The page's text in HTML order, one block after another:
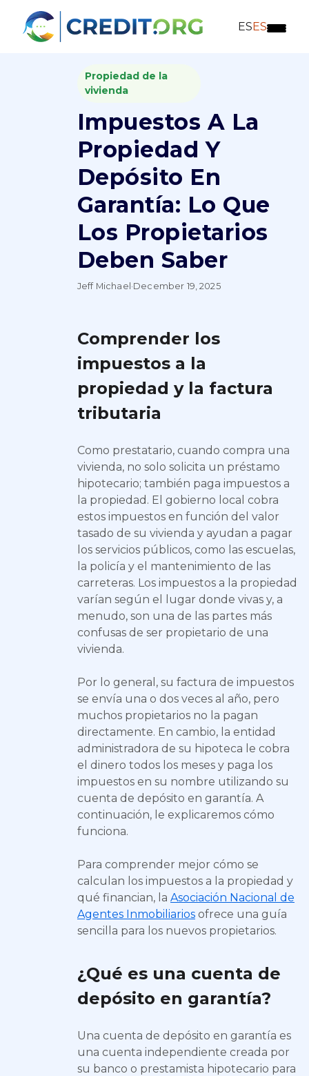
ESES
Propiedad de la
vivienda
Impuestos A La
Propiedad Y
Depósito En
Garantía: Lo Que
Los Propietarios
Deben Saber
Jeff Michael ·December 19, 2025
Comprender los
impuestos a la
propiedad y la factura
tributaria
Como prestatario, cuando compra una
vivienda, no solo solicita un préstamo
hipotecario; también paga impuestos a
la propiedad. El gobierno local cobra
estos impuestos en función del valor
tasado de su vivienda y ayudan a pagar
los servicios públicos, como las escuelas,
la policía y el mantenimiento de las
carreteras. Los impuestos a la propiedad
varían según el lugar donde vivas y, a
menudo, son una de las partes más
confusas de ser propietario de una
vivienda.
Por lo general, su factura de impuestos
se envía una o dos veces al año, pero
muchos propietarios no la pagan
directamente. En cambio, la entidad
administradora de su hipoteca le cobra
el dinero todos los meses y paga los
impuestos en su nombre utilizando su
cuenta de depósito en garantía. A
continuación, le explicaremos cómo
funciona.
Para comprender mejor cómo se
calculan los impuestos a la propiedad y
qué financian, la Asociación Nacional de
Agentes Inmobiliarios ofrece una guía
sencilla para los nuevos propietarios.
¿Qué es una cuenta de
depósito en garantía?
Una cuenta de depósito en garantía es
una cuenta independiente creada por
su banco o prestamista hipotecario para